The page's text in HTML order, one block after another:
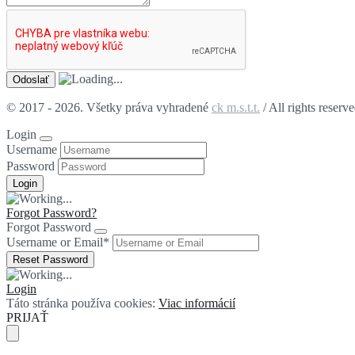
© 2017 - 2026. Všetky práva vyhradené ck m.s.t.t. / All rights
Login
Username
Password
Forgot Password?
Forgot Password
Username or Email*
Login
Táto stránka používa cookies: Viac informácií
PRIJAŤ